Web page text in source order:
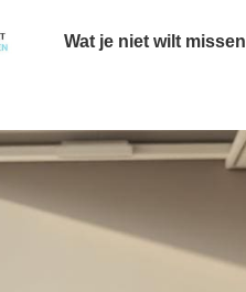
Wat je niet wilt missen